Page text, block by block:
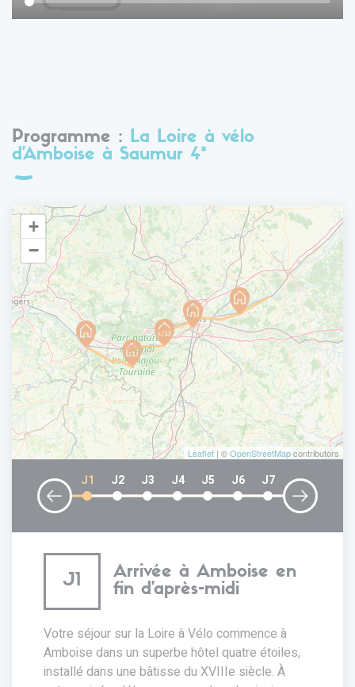
Programme : La Loire à vélo
d'Amboise à Saumur 4*
+
−
Leaflet | ©OpenStreetMapcontributors
J1 J2 J3 J4 J5 J6 J7
J1
Arrivée à Amboise en
fin d'après-midi
Votre séjour sur la Loire à Vélo commence à
Amboise dans un superbe hôtel quatre étoiles,
installé dans une bâtisse du XVIIIe siècle. À